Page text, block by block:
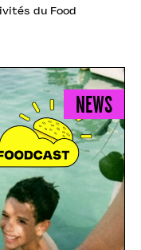
du Food
NEWS